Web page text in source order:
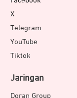
X
Telegram
YouTube
Tiktok
Jaringan
Doran Group